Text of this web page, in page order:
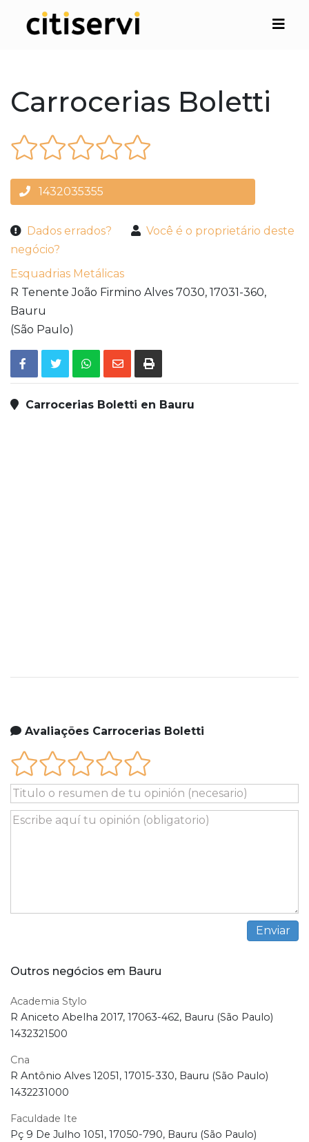
Carrocerias Boletti
1432035355
Dados errados?
Você é o proprietário deste
negócio?
Esquadrias Metálicas
R Tenente João Firmino Alves 7030, 17031-360,
Bauru
(São Paulo)
Carrocerias Boletti en Bauru
Avaliações Carrocerias Boletti
Outros negócios em Bauru
Academia Stylo
R Aniceto Abelha 2017, 17063-462, Bauru (São Paulo)
1432321500
Cna
R Antônio Alves 12051, 17015-330, Bauru (São Paulo)
1432231000
Faculdade Ite
Pç 9 De Julho 1051, 17050-790, Bauru (São Paulo)